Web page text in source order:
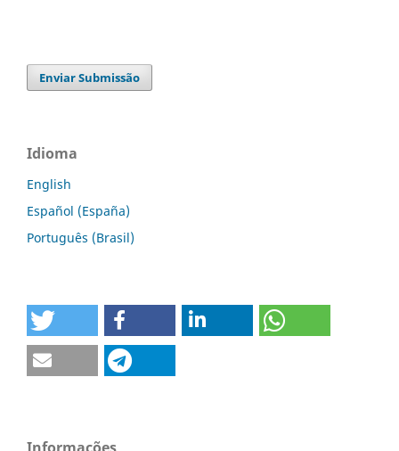
Enviar Submissão
Idioma
English
Español (España)
Português (Brasil)